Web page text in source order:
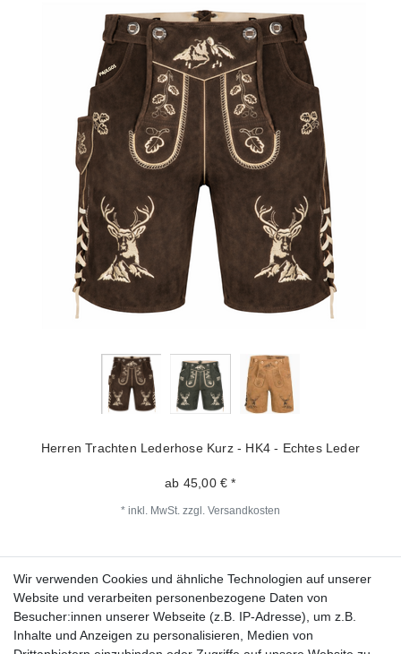
Herren Trachten Lederhose Kurz - HK4 - Echtes Leder
ab 45,00 € *
* inkl. MwSt. zzgl. Versandkosten
Fragen zur Bestellung?
Zahlungsarten
Wir verwenden Cookies und ähnliche Technologien auf unserer
Website und verarbeiten personenbezogene Daten von
Besucher:innen unserer Webseite (z.B. IP-Adresse), um z.B.
Inhalte und Anzeigen zu personalisieren, Medien von